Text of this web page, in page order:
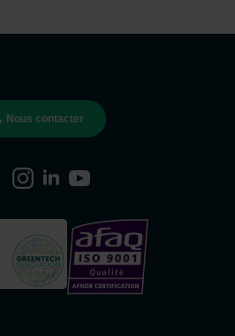
Nous contacter